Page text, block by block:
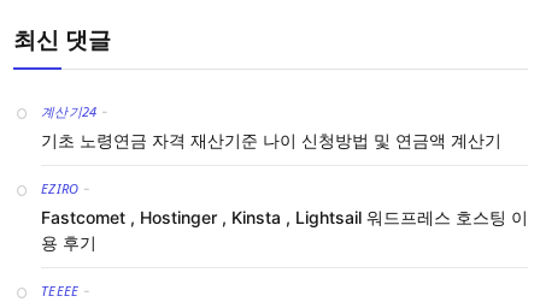
최신 댓글
계산기24 -
기초 노령연금 자격 재산기준 나이 신청방법 및 연금액 계산기
EZIRO -
Fastcomet , Hostinger , Kinsta , Lightsail 워드프레스 호스팅 이
용 후기
TEEEE -